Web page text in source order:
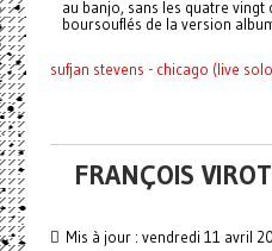
au banjo, sans les quatre vingt
boursouflés de la version
sufjan stevens - chicago (live
FRANÇOIS
Mis à jour : vendredi 11 avril